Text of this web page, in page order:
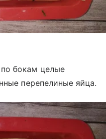
бокам целые
перепелиные яйца.